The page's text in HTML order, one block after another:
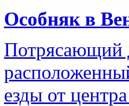
Особняк в
Потрясающий
езды от